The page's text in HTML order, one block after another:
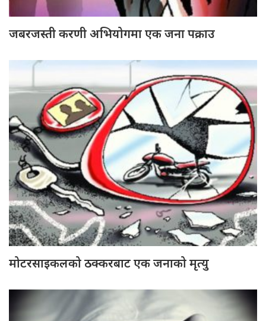
जबरजस्ती करणी अभियोगमा एक जना पक्राउ
मोटरसाइकलको ठक्करबाट एक जनाको मृत्यु